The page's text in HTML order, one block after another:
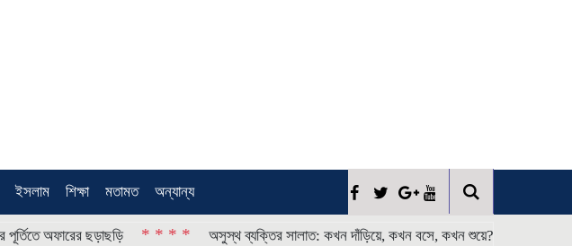
ইসলাম শিক্ষা মতামত অন্যান্য
ছড়াছড়ি * * * * অসুস্থ ব্যক্তির সালাত: কখন দাঁড়িয়ে, কখন বসে, কখন শুয়ে? * * * *